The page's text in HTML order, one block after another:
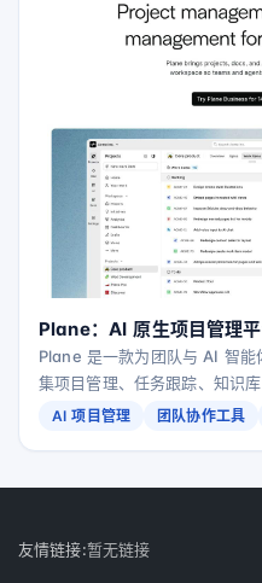
Plane：AI 原生项目管理
Plane 是一款为团队与 AI 智能
集项目管理、任务跟踪、知识
端部署、自建与离线隔离环境。
AI 项目管理 团队协作工具
友情链接:暂无链接